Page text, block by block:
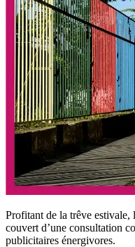
Profitant de la trêve estivale,
couvert d’une consultation
publicitaires énergivores.